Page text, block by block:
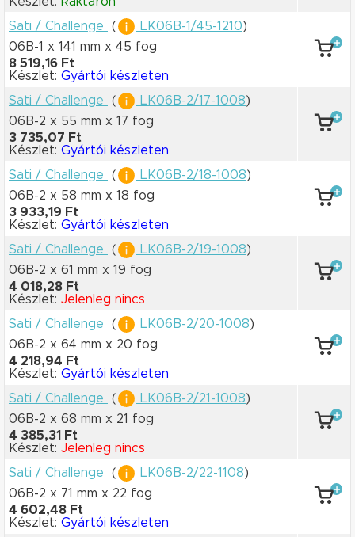
Sati / Challenge
( LK06B-1/45-1210)
06B-1 x 141 mm x 45 fog
8 519,16 Ft
Készlet: Gyártói készleten
Sati / Challenge
( LK06B-2/17-1008)
06B-2 x 55 mm x 17 fog
3 735,07 Ft
Készlet: Gyártói készleten
Sati / Challenge
( LK06B-2/18-1008)
06B-2 x 58 mm x 18 fog
3 933,19 Ft
Készlet: Gyártói készleten
Sati / Challenge
( LK06B-2/19-1008)
06B-2 x 61 mm x 19 fog
4 018,28 Ft
Készlet: Jelenleg nincs
Sati / Challenge
( LK06B-2/20-1008)
06B-2 x 64 mm x 20 fog
4 218,94 Ft
Készlet: Gyártói készleten
Sati / Challenge
( LK06B-2/21-1008)
06B-2 x 68 mm x 21 fog
4 385,31 Ft
Készlet: Jelenleg nincs
Sati / Challenge
( LK06B-2/22-1108)
06B-2 x 71 mm x 22 fog
4 602,48 Ft
Készlet: Gyártói készleten